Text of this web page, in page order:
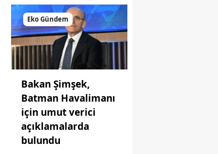
Eko Gündem
Bakan Şimşek,
Batman Havalimanı
için umut verici
açıklamalarda
bulundu